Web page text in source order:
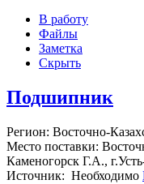
В работу
Файлы
Заметка
Скрыть
Подшипник
Регион: Восточно-
Место поставки:
Каменогорск Г.А.,
Источник: Необходимо